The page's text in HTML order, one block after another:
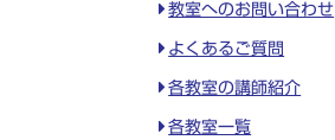
教室へのお問い合わせ
よくあるご質問
各教室の講師紹介
各教室一覧